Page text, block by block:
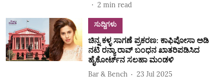
2 min read
ಸುದ್ದಿಗಳು
ಚಿನ್ನ ಕಳ್ಳ ಸಾಗಣೆ ಪ್ರಕರಣ: ಕಾಫಿಪೋಸಾ ಅಡಿ
ನಟಿ ರನ್ಯಾ ರಾವ್ ಬಂಧನ‌ ಖಾತರಿಪಡಿಸಿದ
ಹೈಕೋರ್ಟ್‌ನ ಸಲಹಾ ಮಂಡಳಿ
Bar & Bench
23 Jul 2025